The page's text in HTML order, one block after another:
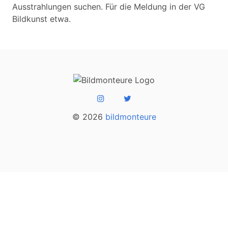
Ausstrahlungen suchen. Für die Meldung in der VG
Bildkunst etwa.
© 2026 bildmonteure